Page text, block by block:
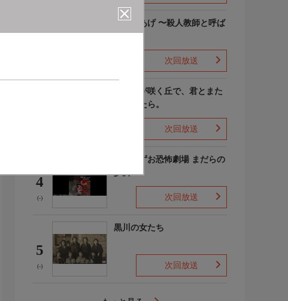
でっちあげ 〜殺人教師と呼ば
次回放送
あの花が咲く丘で、君とまた
出会えたら。
次回放送
4
(-)
楳図かずお恐怖劇場 まだらの
少女
次回放送
5
(-)
黒川の女たち
次回放送